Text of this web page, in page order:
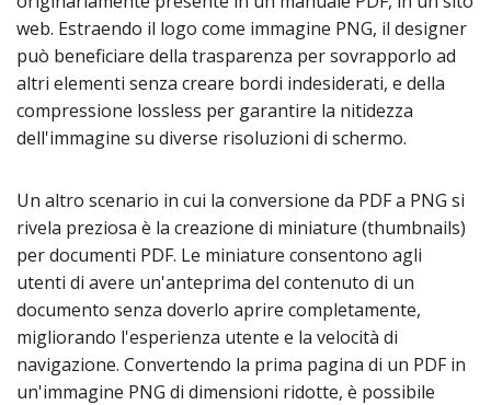
web. Estraendo il logo come immagine PNG, il designer
può beneficiare della trasparenza per sovrapporlo ad
altri elementi senza creare bordi indesiderati, e della
compressione lossless per garantire la nitidezza
dell'immagine su diverse risoluzioni di schermo.
Un altro scenario in cui la conversione da PDF a PNG si
rivela preziosa è la creazione di miniature (thumbnails)
per documenti PDF. Le miniature consentono agli
utenti di avere un'anteprima del contenuto di un
documento senza doverlo aprire completamente,
migliorando l'esperienza utente e la velocità di
navigazione. Convertendo la prima pagina di un PDF in
un'immagine PNG di dimensioni ridotte, è possibile